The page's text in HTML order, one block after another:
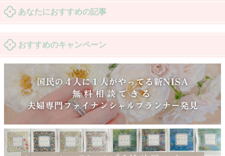
あなたにおすすめの記事
おすすめのキャンペーン